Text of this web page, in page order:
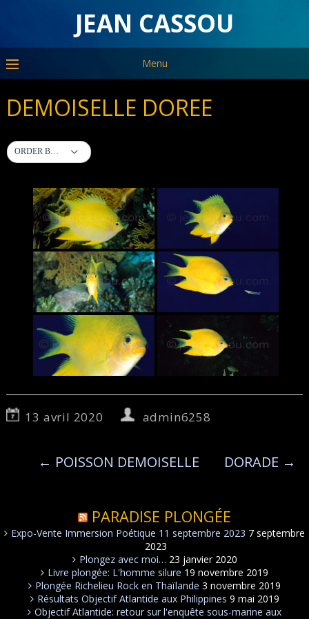
JEAN CASSOU
Menu
DEMOISELLE DOREE
ORDER BY DEFAULT
13 avril 2020 admin6258
← POISSON DEMOISELLE DORADE →
PARADISE PLONGÉE
Expo-Vente Immersion Poétique 11 septembre 2023 7 septembre
2023
Plongez avec moi… 23 janvier 2020
Livre plongée: L'homme silure 19 novembre 2019
Plongée Richelieu Rock en Thaïlande 3 novembre 2019
Résultats Objectif Atlantide aux Philippines 9 mai 2019
Objectif Atlantide: retour sur l'enquête sous-marine aux